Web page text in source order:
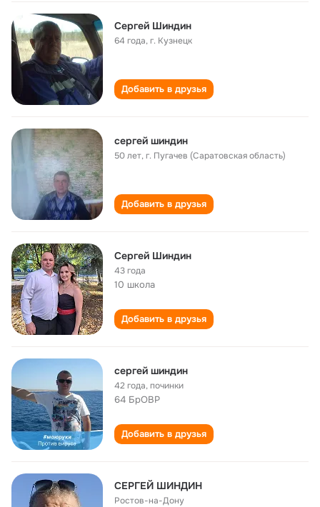
Сергей Шиндин
64 года,г. Кузнецк
Добавить в друзья
сергей шиндин
50 лет,г. Пугачев (Саратовская область)
Добавить в друзья
Сергей Шиндин
43 года
10 школа
Добавить в друзья
сергей шиндин
42 года,починки
64 БрОВР
Добавить в друзья
СЕРГЕЙ ШИНДИН
Ростов-на-Дону